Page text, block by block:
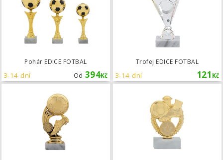
Pohár EDICE FOTBAL
Od 394Kč
3-14 dní
Trofej EDICE FOTBAL
121 Kč
3-14 dní